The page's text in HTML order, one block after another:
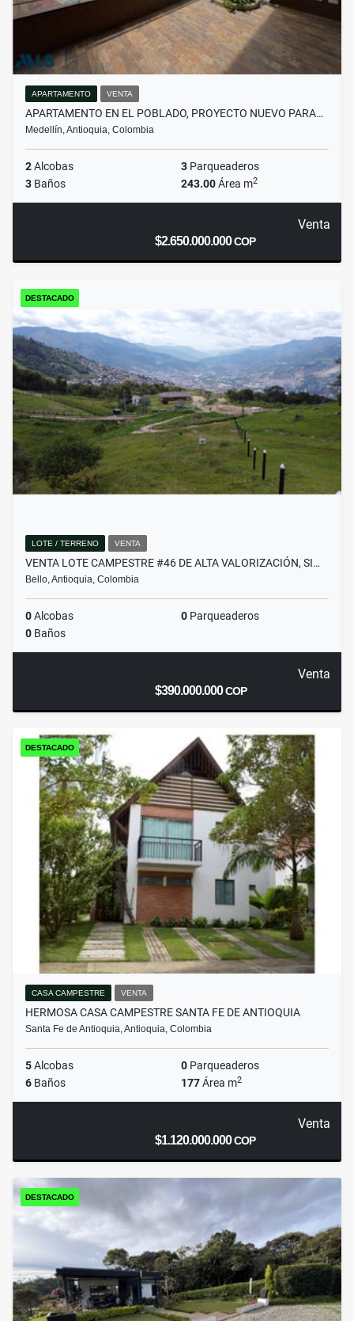
APARTAMENTO VENTA
APARTAMENTO EN EL POBLADO, PROYECTO NUEVO PARA…
Medellín, Antioquia, Colombia
2Alcobas 3 Parqueaderos
3 Baños 243.00Área m2
Venta
$2.650.000.000COP
DESTACADO
LOTE / TERRENO VENTA
VENTA LOTE CAMPESTRE #46 DE ALTA VALORIZACIÓN, SI…
Bello, Antioquia, Colombia
0Alcobas 0 Parqueaderos
0 Baños
Venta
$390.000.000COP
DESTACADO
CASA CAMPESTRE VENTA
HERMOSA CASA CAMPESTRE SANTA FE DE ANTIOQUIA
Santa Fe de Antioquia, Antioquia, Colombia
5Alcobas 0 Parqueaderos
6 Baños 177Área m2
Venta
$1.120.000.000COP
DESTACADO